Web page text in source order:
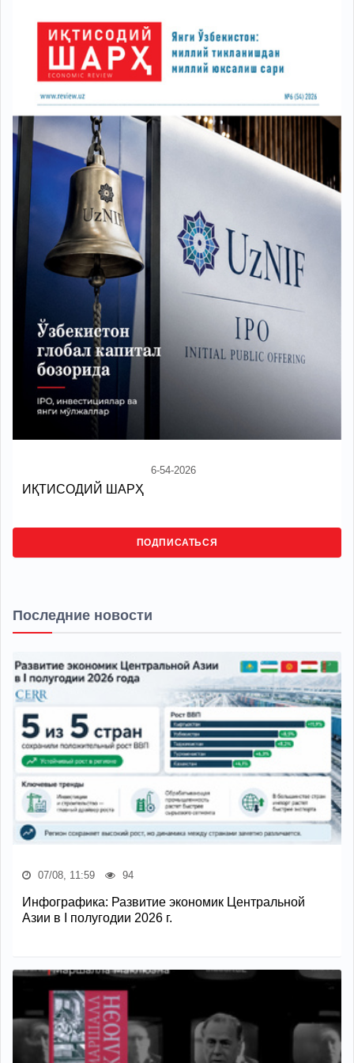
6-54-2026
ИҚТИСОДИЙ ШАРҲ
ПОДПИСАТЬСЯ
Последние новости
07/08, 11:59 94
Инфографика: Развитие экономик Центральной
Азии в I полугодии 2026 г.